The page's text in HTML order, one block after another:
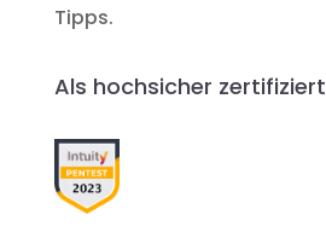
Tipps.
Als hochsicher zertifiziert